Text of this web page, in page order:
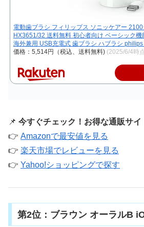
電動歯ブラシ フィリップス ソニッケアー
HX3651/32 送料無料 初心者向け ベーシック
海外兼用 USB充電式 歯ブラシ ハブラシ
価格：5,514円（税込、送料無料) (2025/6/4時
📌 今すぐチェック！お得な通販サイ
👉 Amazonで最安値を見る
👉 楽天市場でレビューを見る
👉 Yahoo!ショッピングで探す
第2位：ブラウン オーラルB